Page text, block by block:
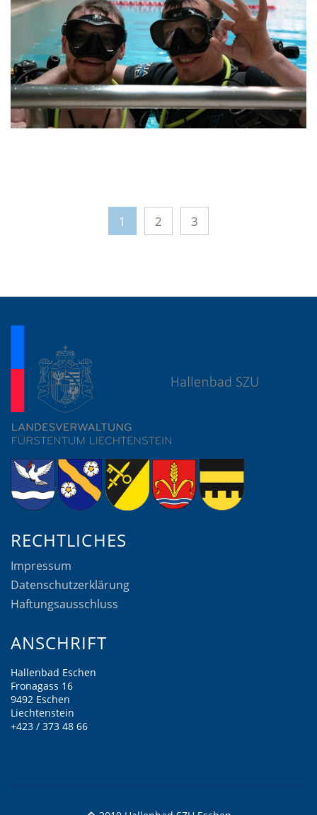
1 2 3
RECHTLICHES
Impressum
Datenschutzerklärung
Haftungsausschluss
ANSCHRIFT
Hallenbad Eschen
Fronagass 16
9492 Eschen
Liechtenstein
+423 / 373 48 66